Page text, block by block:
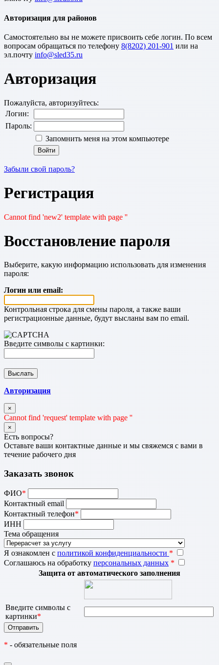
Авторизация для районов
Cамостоятельно вы не можете присвоить себе логин. По всем
вопросам обращаться по телефону 8(8202) 201-901 или на
эл.почту
Авторизация
Пожалуйста, авторизуйтесь:
Логин:
Пароль:
Запомнить меня на этом компьютере
Забыли свой пароль?
Регистрация
Cannot find 'new2' template with page ''
Восстановление пароля
Выберите, какую информацию использовать для изменения
пароля:
Логин или email:
Контрольная строка для смены пароля, а также ваши
регистрационные данные, будут высланы вам по email.
Введите символы с картинки:
Авторизация
×
Cannot find 'request' template with page ''
×
Есть вопросы?
Оставьте ваши контактные данные и мы свяжемся с вами в
течение рабочего дня
Заказать звонок
ФИО*
Контактный email
Контактный телефон*
ИНН
Тема обращения
Я ознакомлен с политикой конфиденциальности *
Соглашаюсь на обработку персональных данных *
Защита от автоматического заполнения
Введите символы с
картинки*
* - обязательные поля